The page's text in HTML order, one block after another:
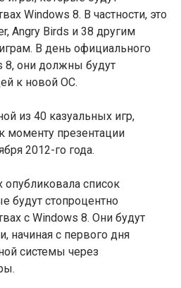
Windows 8. В частности, это
Angry Birds и 38 другим
В день официального
8, они должны будут
к новой ОС.
из 40 казуальных игр,
моменту презентации
2012-го года.
список
будут стопроцентно
с Windows 8. Они будут
начиная с первого дня
системы через